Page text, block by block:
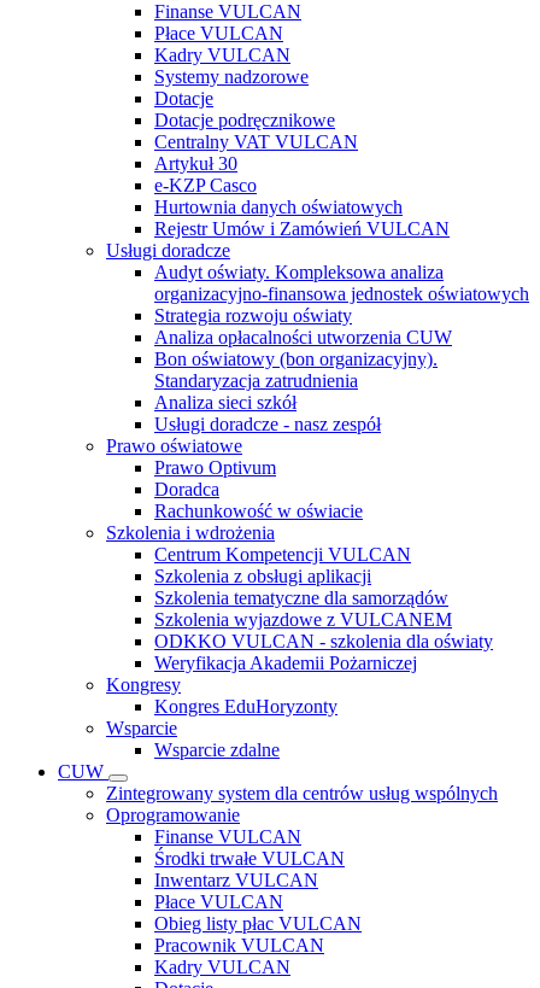
Finanse VULCAN
Płace VULCAN
Kadry VULCAN
Systemy nadzorowe
Dotacje
Dotacje podręcznikowe
Centralny VAT VULCAN
Artykuł 30
e-KZP Casco
Hurtownia danych oświatowych
Rejestr Umów i Zamówień VULCAN
Usługi doradcze
Audyt oświaty. Kompleksowa analiza
organizacyjno-finansowa jednostek oświatowych
Strategia rozwoju oświaty
Analiza opłacalności utworzenia CUW
Bon oświatowy (bon organizacyjny).
Standaryzacja zatrudnienia
Analiza sieci szkół
Usługi doradcze - nasz zespół
Prawo oświatowe
Prawo Optivum
Doradca
Rachunkowość w oświacie
Szkolenia i wdrożenia
Centrum Kompetencji VULCAN
Szkolenia z obsługi aplikacji
Szkolenia tematyczne dla samorządów
Szkolenia wyjazdowe z VULCANEM
ODKKO VULCAN - szkolenia dla oświaty
Weryfikacja Akademii Pożarniczej
Kongresy
Kongres EduHoryzonty
Wsparcie
Wsparcie zdalne
CUW
Zintegrowany system dla centrów usług wspólnych
Oprogramowanie
Finanse VULCAN
Środki trwałe VULCAN
Inwentarz VULCAN
Płace VULCAN
Obieg listy płac VULCAN
Pracownik VULCAN
Kadry VULCAN